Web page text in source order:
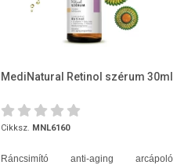
MediNatural Retinol szérum 30ml
Cikksz. MNL6160
Ráncsimító anti-aging arcápoló